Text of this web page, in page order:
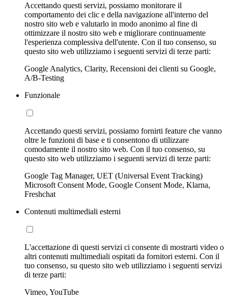
Accettando questi servizi, possiamo monitorare il
comportamento dei clic e della navigazione all'interno del
nostro sito web e valutarlo in modo anonimo al fine di
ottimizzare il nostro sito web e migliorare continuamente
l'esperienza complessiva dell'utente. Con il tuo consenso, su
questo sito web utilizziamo i seguenti servizi di terze parti:
Google Analytics, Clarity, Recensioni dei clienti su Google,
A/B-Testing
Funzionale
Accettando questi servizi, possiamo fornirti feature che vanno
oltre le funzioni di base e ti consentono di utilizzare
comodamente il nostro sito web. Con il tuo consenso, su
questo sito web utilizziamo i seguenti servizi di terze parti:
Google Tag Manager, UET (Universal Event Tracking)
Microsoft Consent Mode, Google Consent Mode, Klarna,
Freshchat
Contenuti multimediali esterni
L'accettazione di questi servizi ci consente di mostrarti video o
altri contenuti multimediali ospitati da fornitori esterni. Con il
tuo consenso, su questo sito web utilizziamo i seguenti servizi
di terze parti:
Vimeo, YouTube